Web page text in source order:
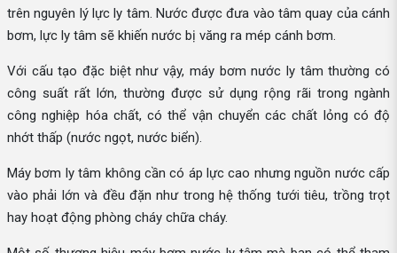
trên nguyên lý lực ly tâm. Nước được đưa vào tâm quay của cánh
bơm, lực ly tâm sẽ khiến nước bị văng ra mép cánh bơm.
Với cấu tạo đặc biệt như vậy, máy bơm nước ly tâm thường có
công suất rất lớn, thường được sử dụng rộng rãi trong ngành
công nghiệp hóa chất, có thể vận chuyển các chất lỏng có độ
nhớt thấp (nước ngọt, nước biển).
Máy bơm ly tâm không cần có áp lực cao nhưng nguồn nước cấp
vào phải lớn và đều đặn như trong hệ thống tưới tiêu, trồng trọt
hay hoạt động phòng cháy chữa cháy.